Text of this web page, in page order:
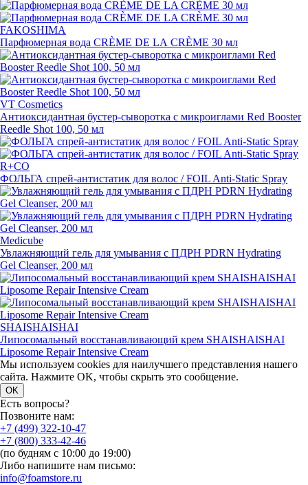
FAKOSHIMA
Парфюмерная вода CRÈME DE LA CRÈME 30 мл
VT Cosmetics
Антиоксидантная бустер-сыворотка с микроиглами Red Booster
Reedle Shot 100, 50 мл
R+CO
ФОЛЬГА спрей-антистатик для волос / FOIL Anti-Static Spray
Medicube
Увлажняющий гель для умывания с ПДРН PDRN Hydrating
Gel Cleanser, 200 мл
SHAISHAISHAI
Липосомальный восстанавливающий крем SHAISHAISHAI
Liposome Repair Intensive Cream
Мы используем cookies для наилучшего представления нашего
сайта. Нажмите OK, чтобы скрыть это сообщение.
OK
Есть вопросы?
Позвоните нам:
+7 (499) 322-10-47
+7 (800) 333-42-46
(по будням с 10:00 до 19:00)
Либо напишите нам письмо:
info@foamstore.ru